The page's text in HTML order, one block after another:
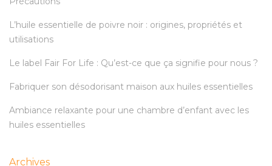
L’huile essentielle de poivre noir : origines, propriétés et
utilisations
Le label Fair For Life : Qu’est-ce que ça signifie pour nous ?
Fabriquer son désodorisant maison aux huiles essentielles
Ambiance relaxante pour une chambre d’enfant avec les
huiles essentielles
Archives